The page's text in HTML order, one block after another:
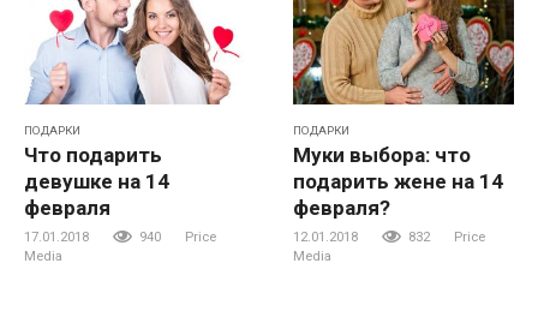
ПОДАРКИ
Что подарить
девушке на 14
февраля
17.01.2018 940
Price
Media
ПОДАРКИ
Муки выбора: что
подарить жене на 14
февраля?
12.01.2018 832
Price
Media